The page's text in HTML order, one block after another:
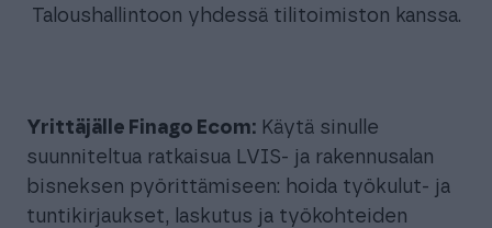
Taloushallintoon yhdessä tilitoimiston kanssa.
Yrittäjälle Finago Ecom: Käytä sinulle
suunniteltua ratkaisua LVIS- ja rakennusalan
bisneksen pyörittämiseen: hoida työkulut- ja
tuntikirjaukset, laskutus ja työkohteiden